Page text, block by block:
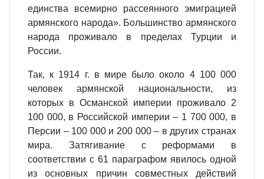
единства всемирно рассеянного эмиграцией
армянского народа». Большинство армянского
народа проживало в пределах Турции и
России.
Так, к 1914 г. в мире было около 4 100 000
человек армянской национальности, из
которых в Османской империи проживало 2
100 000, в Российской империи – 1 700 000, в
Персии – 100 000 и 200 000 – в других странах
мира. Затягивание с реформами в
соответствии с 61 параграфом явилось одной
из основных причин совместных действий